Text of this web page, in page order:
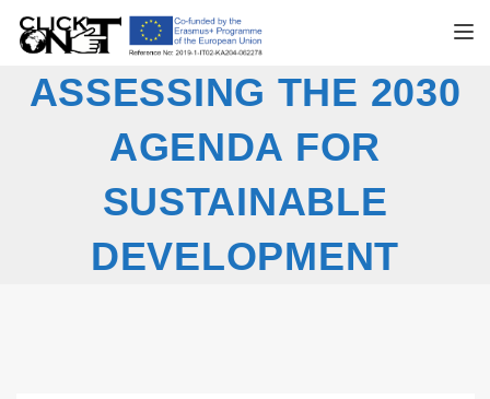
ASSESSING THE 2030
AGENDA FOR
SUSTAINABLE
DEVELOPMENT